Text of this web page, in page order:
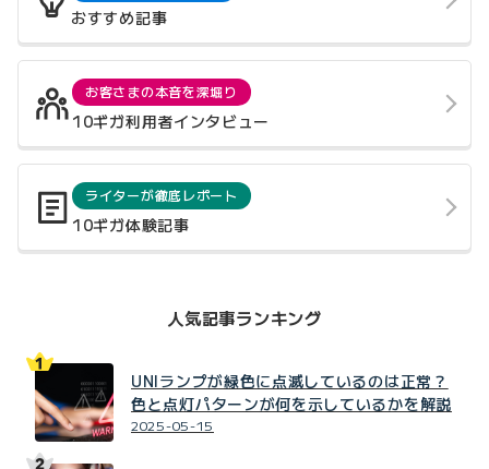
おすすめ記事
お客さまの本音を深堀り
10ギガ利用者インタビュー
ライターが徹底レポート
10ギガ体験記事
人気記事ランキング
UNIランプが緑色に点滅しているのは正常？
色と点灯パターンが何を示しているかを解説
2025-05-15